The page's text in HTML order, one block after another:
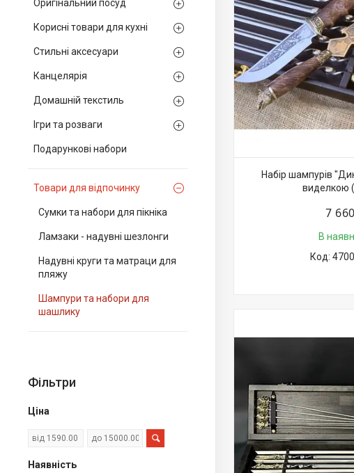
Оригінальний посуд
Корисні товари для кухні
Стильні аксесуари
Канцелярія
Домашній текстиль
Ігри та розваги
Подарункові набори
Товари для відпочинку
Сумки та набори для пікніка
Ламзаки - надувні шезлонги
Надувні круги та матраци для
пляжу
Шампури та набори для
шашлику
Фільтри
Ціна
Наявність
Набір шампурів
виделкою
7
В